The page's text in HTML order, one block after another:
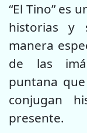
“El Tino” es
historias y
manera
de las
puntana
conjugan
presente.